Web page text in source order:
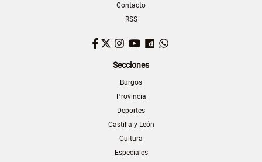
Contacto
RSS
Facebook
TwitterInstagram
YouTubeDailymotion
Secciones
Burgos
Provincia
Deportes
Castilla y León
Cultura
Especiales